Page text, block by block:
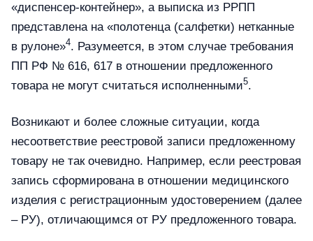
«диспенсер-контейнер», а выписка из РРПП
представлена на «полотенца (салфетки) нетканные
в рулоне»4. Разумеется, в этом случае требования
ПП РФ № 616, 617 в отношении предложенного
товара не могут считаться исполненными5.
Возникают и более сложные ситуации, когда
несоответствие реестровой записи предложенному
товару не так очевидно. Например, если реестровая
запись сформирована в отношении медицинского
изделия с регистрационным удостоверением (далее
– РУ), отличающимся от РУ предложенного товара.